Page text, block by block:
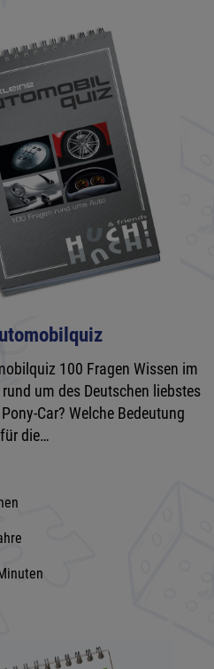
100 Fragen Wissen im
um des Deutschen liebstes
Car? Welche Bedeutung
die…